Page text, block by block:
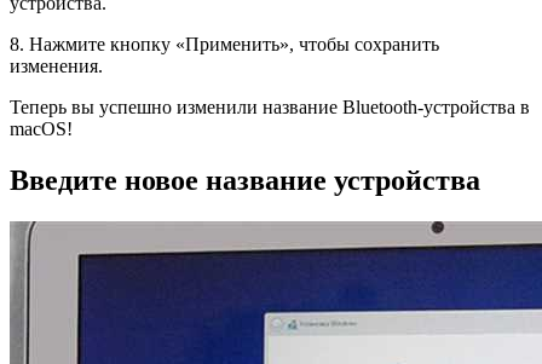
8. Нажмите кнопку «Применить», чтобы сохранить
изменения.
Теперь вы успешно изменили название Bluetooth-устройства в
macOS!
Введите новое название устройства